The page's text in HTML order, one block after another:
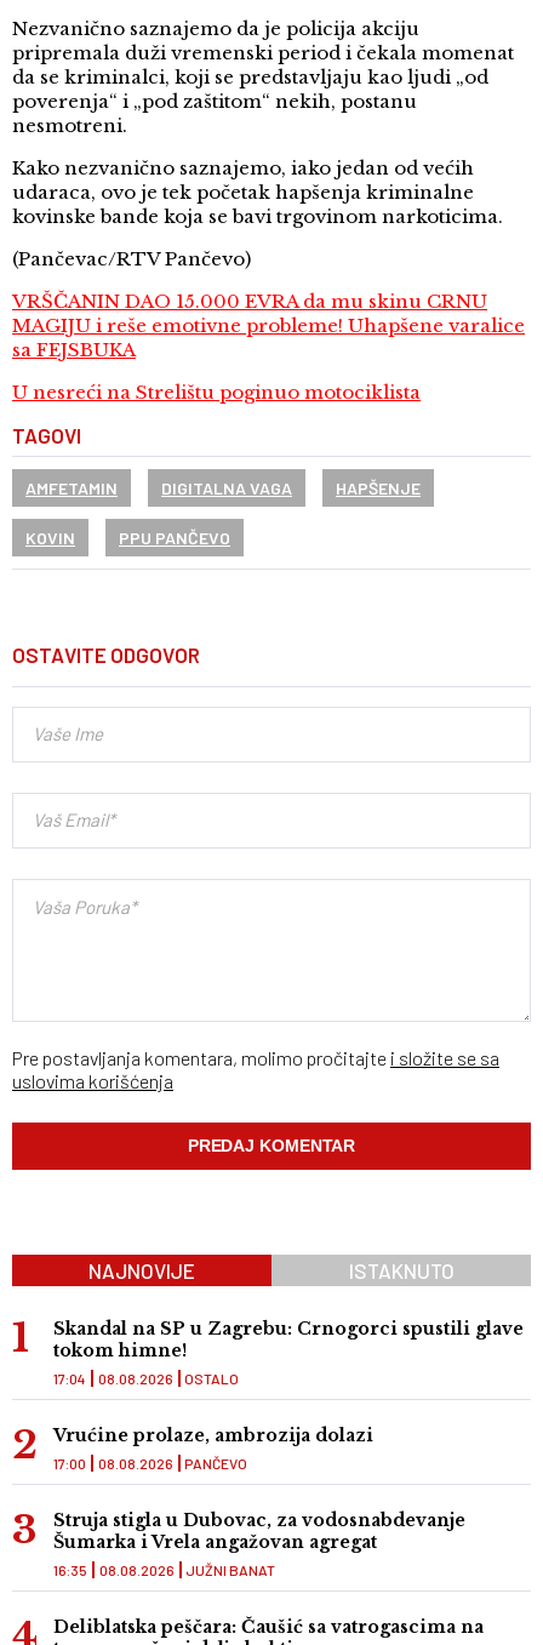
Nezvanično saznajemo da je policija akciju
pripremala duži vremenski period i čekala momenat
da se kriminalci, koji se predstavljaju kao ljudi „od
poverenja“ i „pod zaštitom“ nekih, postanu
nesmotreni.
Kako nezvanično saznajemo, iako jedan od većih
udaraca, ovo je tek početak hapšenja kriminalne
kovinske bande koja se bavi trgovinom narkoticima.
(Pančevac/RTV Pančevo)
VRŠČANIN DAO 15.000 EVRA da mu skinu CRNU
MAGIJU i reše emotivne probleme! Uhapšene varalice
sa FEJSBUKA
U nesreći na Strelištu poginuo motociklista
TAGOVI
AMFETAMIN DIGITALNA VAGA HAPŠENJE
KOVIN PPU PANČEVO
OSTAVITE ODGOVOR
Pre postavljanja komentara, molimo pročitajte i složite se sa
uslovima korišćenja
NAJNOVIJE ISTAKNUTO
Skandal na SP u Zagrebu: Crnogorci spustili glave
tokom himne!
OSTALO
17:04 08.08.2026
Vrućine prolaze, ambrozija dolazi
PANČEVO
17:00 08.08.2026
Struja stigla u Dubovac, za vodosnabdevanje
Šumarka i Vrela angažovan agregat
JUŽNI BANAT
16:35 08.08.2026
Deliblatska peščara: Čaušić sa vatrogascima na